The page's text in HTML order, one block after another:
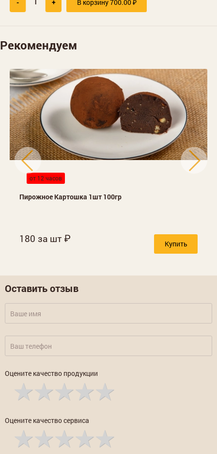
- + В корзину700.00₽
Рекомендуем
от 12 часов
Пирожное Картошка 1шт 100гр
180 за шт Купить
Оставить отзыв
Оцените качество продукции
Оцените качество сервиса